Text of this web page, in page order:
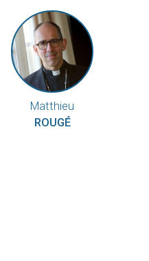
Matthieu
ROUGÉ